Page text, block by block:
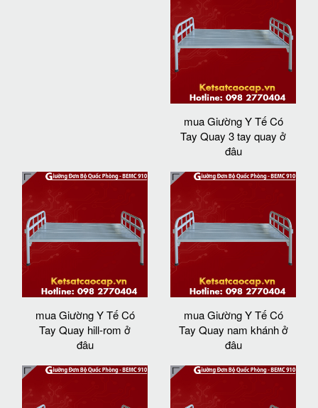
mua Giường Y Tế Có
Tay Quay 3 tay quay ở
đâu
mua Giường Y Tế Có
Tay Quay hill-rom ở
đâu
mua Giường Y Tế Có
Tay Quay nam khánh ở
đâu